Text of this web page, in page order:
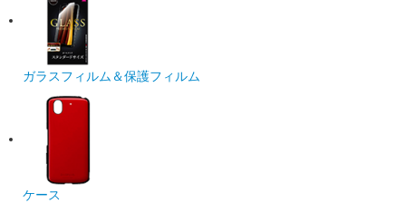
ガラスフィルム＆保護フィルム
ケース